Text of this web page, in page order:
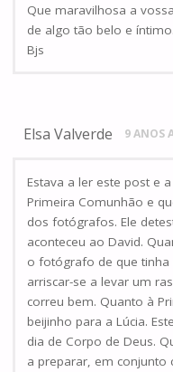
Que maravilhosa a
de algo tão belo e
Bjs
Elsa Valverde 9 ANOS
Estava a ler este post e
Primeira​ Comunhão e
dos​ fotógrafos. Ele
aconteceu ao David.
o fotógrafo de que tinha
arriscar-se a levar um
correu bem. Quanto à
beijinho para a Lúcia.
dia de Corpo de Deus.
a preparar, em conjunto